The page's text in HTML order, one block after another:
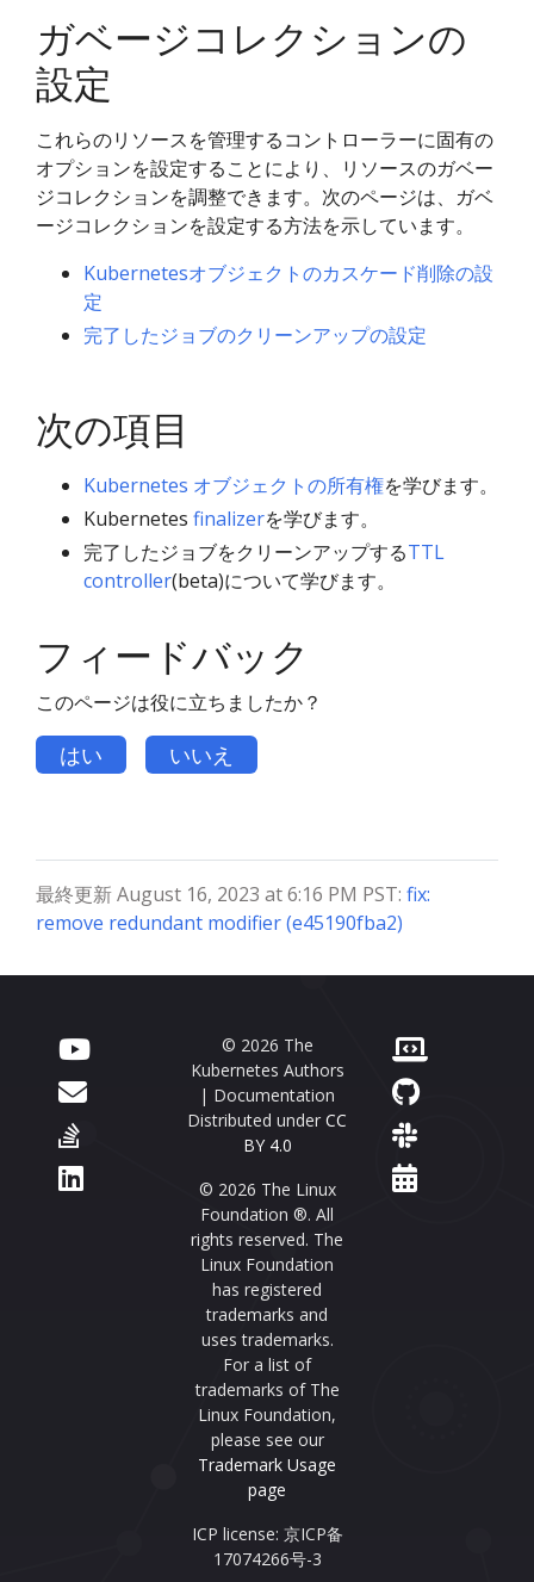
ガベージコレクションの
設定
これらのリソースを管理するコントローラーに固有の
オプションを設定することにより、リソースのガベー
ジコレクションを調整できます。次のページは、ガベ
ージコレクションを設定する方法を示しています。
Kubernetesオブジェクトのカスケード削除の設
定
完了したジョブのクリーンアップの設定
次の項目
Kubernetes オブジェクトの所有権を学びます。
Kubernetes finalizerを学びます。
完了したジョブをクリーンアップするTTL
controller(beta)について学びます。
フィードバック
このページは役に立ちましたか？
はい いいえ
最終更新 August 16, 2023 at 6:16 PM PST: fix:
remove redundant modifier (e45190fba2)
© 2026 The
Kubernetes Authors
| Documentation
Distributed under CC
BY 4.0
© 2026 The Linux
Foundation ®. All
rights reserved. The
Linux Foundation
has registered
trademarks and
uses trademarks.
For a list of
trademarks of The
Linux Foundation,
please see our
Trademark Usage
page
ICP license: 京ICP备
17074266号-3